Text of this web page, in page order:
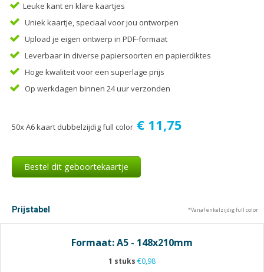
Tijdschriften
Verhuiskaarten
Verjaardagskaarten
Leuke kant en klare kaartjes
Uniek kaartje, speciaal voor jou ontworpen
Upload je eigen ontwerp in PDF-formaat
Leverbaar in diverse papiersoorten en papierdiktes
Hoge kwaliteit voor een superlage prijs
Op werkdagen binnen 24 uur verzonden
50x A6 kaart dubbelzijdig full color € 11,75
Bestel dit geboortekaartje
Prijstabel *Vanaf enkelzijdig full color
Formaat: A5 - 148x210mm
1 stuks €0,98